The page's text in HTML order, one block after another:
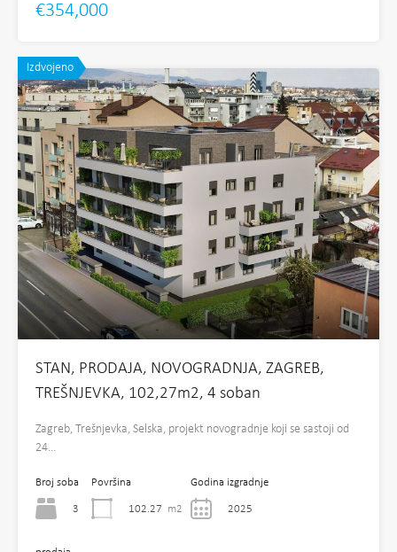
€354,000
Izdvojeno
STAN, PRODAJA, NOVOGRADNJA, ZAGREB,
TREŠNJEVKA, 102,27m2, 4 soban
Zagreb, Trešnjevka, Selska, projekt novogradnje koji se sastoji od
24…
Broj soba
3
Površina
102.27 m2
Godina izgradnje
2025